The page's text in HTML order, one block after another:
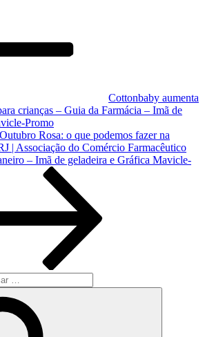
Cottonbaby aumenta
crianças – Guia da Farmácia – Imã de
Promo
Outubro Rosa: o que podemos fazer na
| Associação do Comércio Farmacêutico
– Imã de geladeira e Gráfica Mavicle-